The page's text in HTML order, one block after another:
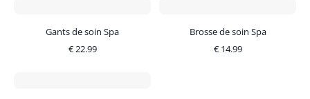
Gants de soin Spa
€22.99
Brosse de soin Spa
€ 14.99